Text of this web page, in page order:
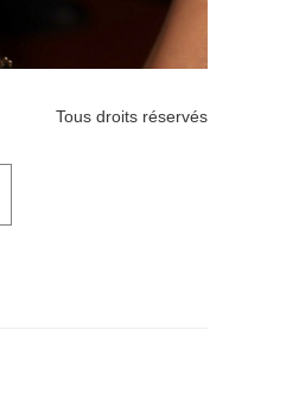
Tous droits réservés